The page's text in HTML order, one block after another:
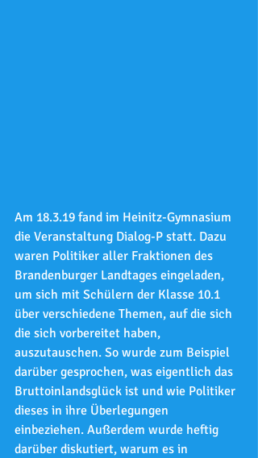
Am 18.3.19 fand im Heinitz-Gymnasium
die Veranstaltung Dialog-P statt. Dazu
waren Politiker aller Fraktionen des
Brandenburger Landtages eingeladen,
um sich mit Schülern der Klasse 10.1
über verschiedene Themen, auf die sich
die sich vorbereitet haben,
auszutauschen. So wurde zum Beispiel
darüber gesprochen, was eigentlich das
Bruttoinlandsglück ist und wie Politiker
dieses in ihre Überlegungen
einbeziehen. Außerdem wurde heftig
darüber diskutiert, warum es in